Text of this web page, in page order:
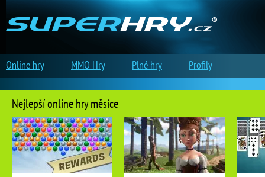
Nejlepší online hry měsíce
Online hry MMO Hry Plné hry Profily